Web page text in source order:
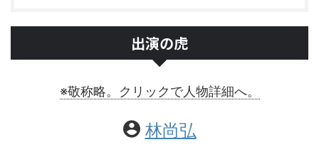
出演の虎
※敬称略。クリックで人物詳細へ。
林尚弘